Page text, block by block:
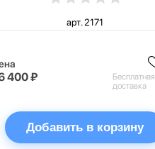
арт. 2171
400 ₽
Бесплатная
доставка
Добавить в корзину